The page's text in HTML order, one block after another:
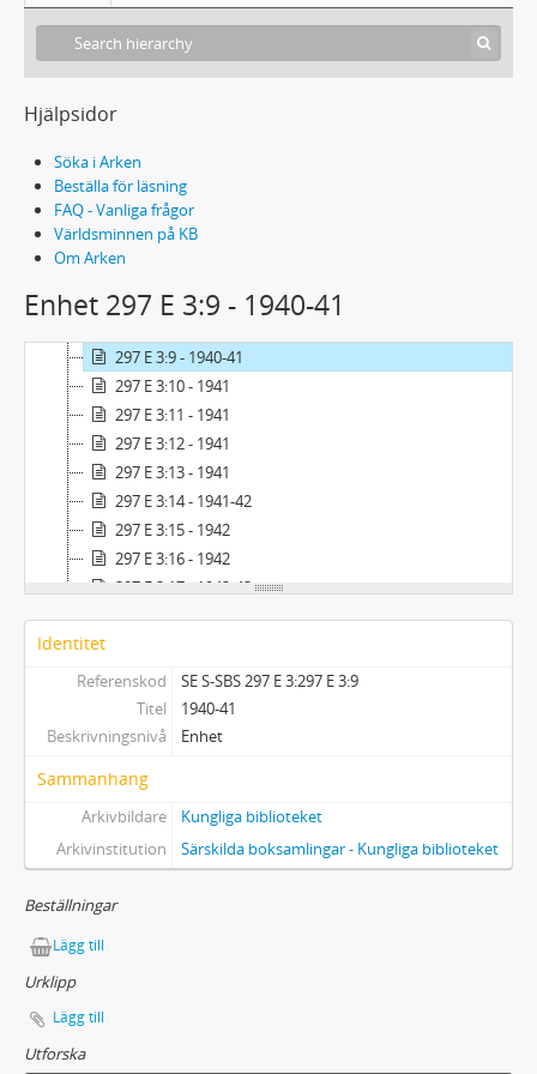
Hjälpsidor
Söka i Arken
Beställa för läsning
FAQ - Vanliga frågor
Världsminnen på KB
Om Arken
Enhet 297 E 3:9 - 1940-41
297 E 3:2 - 1939-40
297 E 3:3 - 1940
297 E 3:4 - 1940
297 E 3:5 - 1940
297 E 3:7 - 1940
297 E 3:9 - 1940-41
297 E 3:10 - 1941
297 E 3:11 - 1941
297 E 3:12 - 1941
297 E 3:13 - 1941
297 E 3:14 - 1941-42
297 E 3:15 - 1942
297 E 3:16 - 1942
297 E 3:17 - 1942-43
297 E 3:18 - 1943
Identitet
Referenskod
SE S-SBS 297 E 3:297 E 3:9
Titel
1940-41
Beskrivningsnivå
Enhet
Sammanhang
Arkivbildare
Kungliga biblioteket
Arkivinstitution
Särskilda boksamlingar - Kungliga biblioteket
Beställningar
Lägg till
Urklipp
Lägg till
Utforska